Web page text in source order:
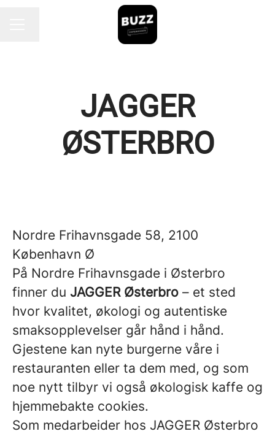
JAGGER
ØSTERBRO
Nordre Frihavnsgade 58, 2100
København Ø
På Nordre Frihavnsgade i Østerbro
finner du JAGGER Østerbro – et sted
hvor kvalitet, økologi og autentiske
smaksopplevelser går hånd i hånd.
Gjestene kan nyte burgerne våre i
restauranten eller ta dem med, og som
noe nytt tilbyr vi også økologisk kaffe og
hjemmebakte cookies.
Som medarbeider hos JAGGER Østerbro